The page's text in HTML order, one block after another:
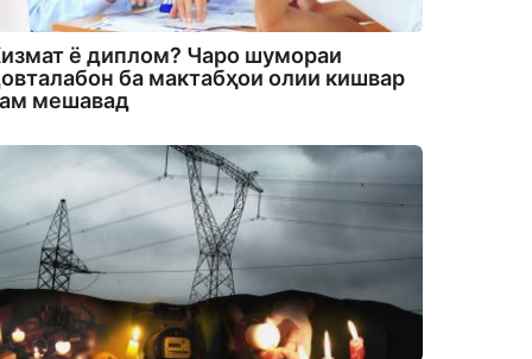
ё диплом? Чаро шумораи
ба мактабҳои олии кишвар
мешавад